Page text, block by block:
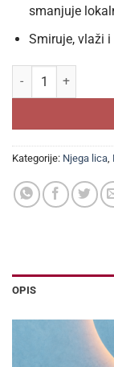
smanjuje
Smiruje, vlaži
ISISPHARMA
Kategorije: Njega lica,
OPIS